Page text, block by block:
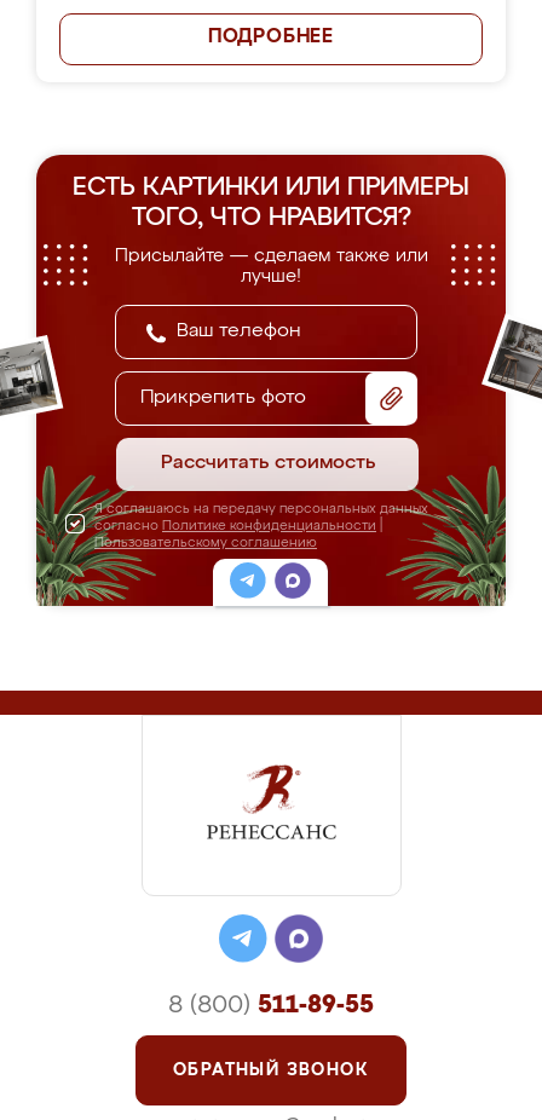
ПОДРОБНЕЕ
ЕСТЬ КАРТИНКИ ИЛИ ПРИМЕРЫ
ТОГО, ЧТО НРАВИТСЯ?
Присылайте — сделаем также или
лучше!
Прикрепить фото
Рассчитать стоимость
Я соглашаюсь на передачу персональных данных
согласно Политике конфиденциальности
Пользовательскому соглашению
8 (800) 511-89-55
ОБРАТНЫЙ ЗВОНОК